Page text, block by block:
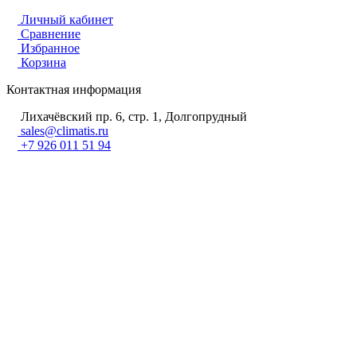
Личный кабинет
Сравнение
Избранное
Корзина
Контактная информация
Лихачёвский пр. 6, стр. 1, Долгопрудный
sales@climatis.ru
+7 926 011 51 94